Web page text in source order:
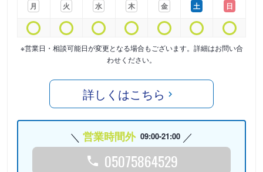
月
火
水
木
金
土
日
※営業日・相談可能日が変更となる場合もございます。詳細はお問い合
わせください。
詳しくはこちら
営業時間外 09:00-21:00
05075864529